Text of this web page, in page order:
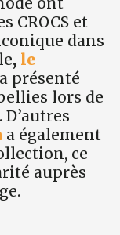
CROCS et
dans
, le
a présenté
lors de
. D’autres
a également
ce
auprès